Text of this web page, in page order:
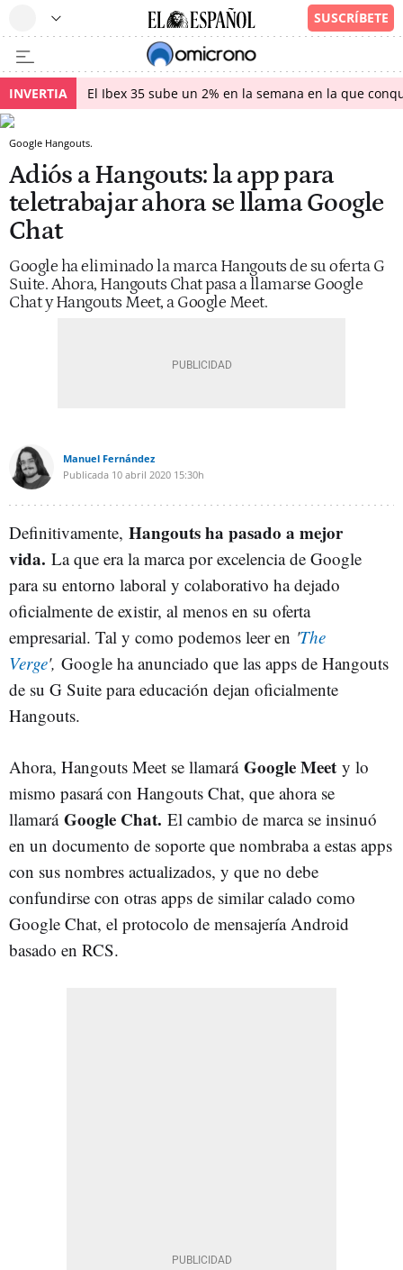
INVERTIA El Ibex 35 sube un 2% en la semana en la que
Google Hangouts.
Adiós a Hangouts: la app para
teletrabajar ahora se llama Google
Chat
Google ha eliminado la marca Hangouts de su oferta G
Suite. Ahora, Hangouts Chat pasa a llamarse Google
Chat y Hangouts Meet, a Google Meet.
Manuel Fernández
Publicada 10 abril 2020 15:30h
Definitivamente, Hangouts ha pasado a mejor
vida. La que era la marca por excelencia de Google
para su entorno laboral y colaborativo ha dejado
oficialmente de existir, al menos en su oferta
empresarial. Tal y como podemos leer en 'The
Verge', Google ha anunciado que las apps de Hangouts
de su G Suite para educación dejan oficialmente
Hangouts.
Ahora, Hangouts Meet se llamará Google Meet y lo
mismo pasará con Hangouts Chat, que ahora se
llamará Google Chat. El cambio de marca se insinuó
en un documento de soporte que nombraba a estas apps
con sus nombres actualizados, y que no debe
confundirse con otras apps de similar calado como
Google Chat, el protocolo de mensajería Android
basado en RCS.